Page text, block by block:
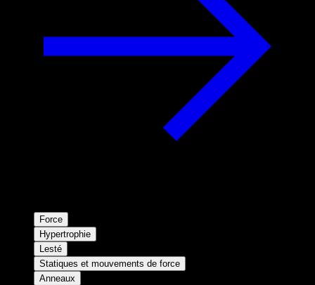
Force
Hypertrophie
Lesté
Statiques et mouvements de force
Anneaux